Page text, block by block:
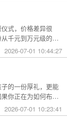
式，价格差异很
千元到万元级的费
的情况。
2026-07-01 10:44:27
的一份厚礼，更能
你正在为如何布置
略，从主题风格到
盛典。
2026-07-01 10:23:41